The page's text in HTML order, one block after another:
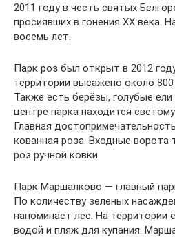
2011 году в честь святых
просиявших в гонения XX века.
восемь лет.
Парк роз был открыт в 2012
территории высажено около 800
Также есть берёзы, голубые
центре парка находится
Главная
кованная роза. Входные
роз ручной ковки.
Парк Маршалково — главный
По количеству зеленых
напоминает лес. На территории
водой и пляж для купания.